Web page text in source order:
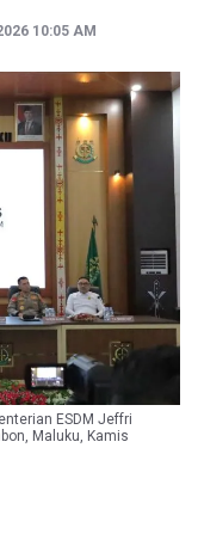
10:05 AM
ESDM Jeffri
Maluku, Kamis